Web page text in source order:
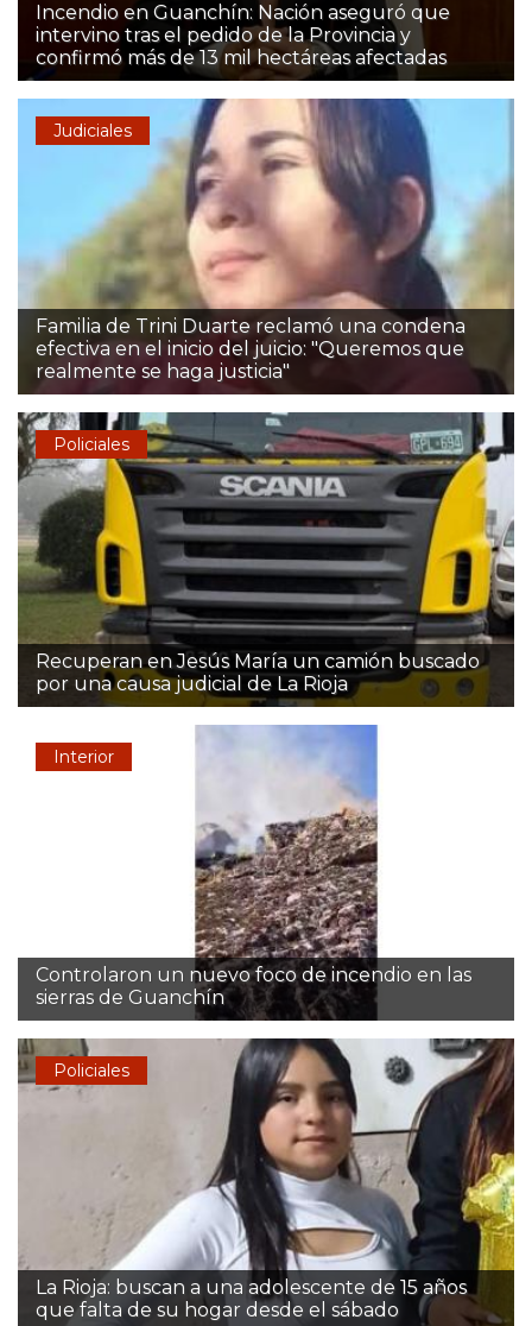
Incendio en Guanchín: Nación aseguró que
intervino tras el pedido de la Provincia y
confirmó más de 13 mil hectáreas afectadas
Judiciales
Familia de Trini Duarte reclamó una condena
efectiva en el inicio del juicio: "Queremos que
realmente se haga justicia"
Policiales
Recuperan en Jesús María un camión buscado
por una causa judicial de La Rioja
Interior
Controlaron un nuevo foco de incendio en las
sierras de Guanchín
Policiales
La Rioja: buscan a una adolescente de 15 años
que falta de su hogar desde el sábado